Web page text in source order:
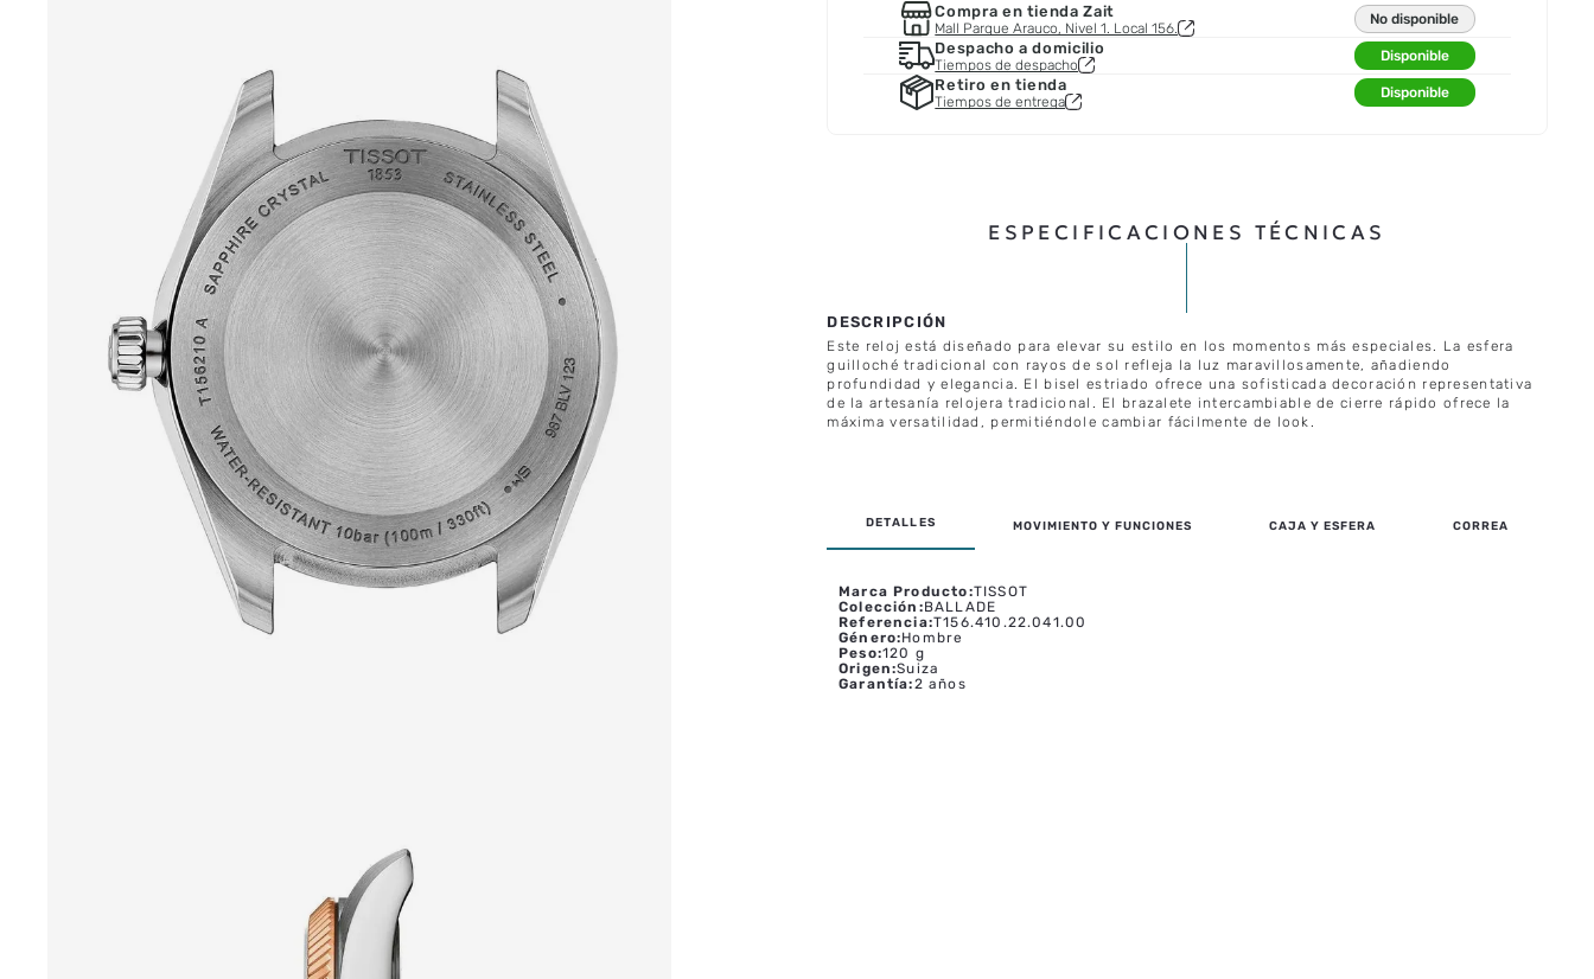
Compra en tienda Zait
Mall Parque Arauco, Nivel 1. Local 156.
No disponible
Despacho a domicilio
Tiempos de despacho
Disponible
Retiro en tienda
Tiempos de entrega
Disponible
ESPECIFICACIONES TÉCNICAS
Este reloj está diseñado para elevar su estilo en los momentos más especiales. La esfera
guilloché tradicional con rayos de sol refleja la luz maravillosamente, añadiendo
profundidad y elegancia. El bisel estriado ofrece una sofisticada decoración representativa
de la artesanía relojera tradicional. El brazalete intercambiable de cierre rápido ofrece la
máxima versatilidad, permitiéndole cambiar fácilmente de look.
MOVIMIENTO Y FUNCIONES CAJA Y ESFERA CORREA
Marca Producto:TISSOT
Colección :BALLADE
Referencia:T156.410.22.041.00
Género:Hombre
Peso:120 g
Origen:Suiza
Garantía:2 años